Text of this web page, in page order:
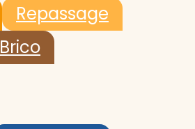
Repassage
Brico